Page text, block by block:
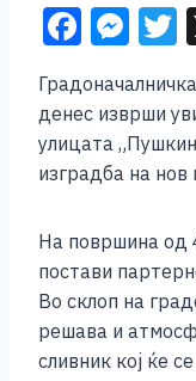
F
c
e
b
o
k
M
ss
e
n
er
денес изврши
улицата
изградба на нов
На површина од
постави
Во склоп на
решава и
сливник кој ќе